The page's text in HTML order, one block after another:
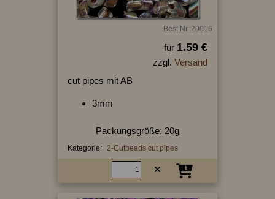
Best.Nr.:20016
für 1.59 €
zzgl. Versand
cut pipes mit AB
3mm
Packungsgröße: 20g
Kategorie: 2-Cutbeads cut pipes